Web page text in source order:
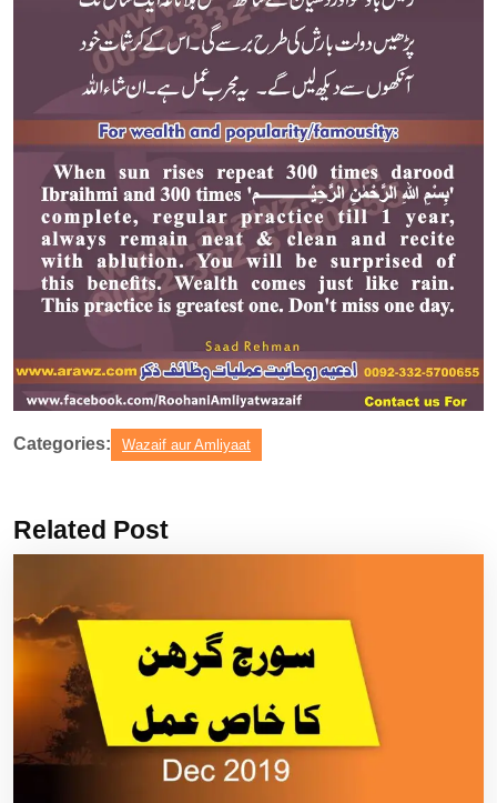
Categories: Wazaif aur Amliyaat
Related Post